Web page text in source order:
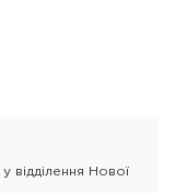
Нової